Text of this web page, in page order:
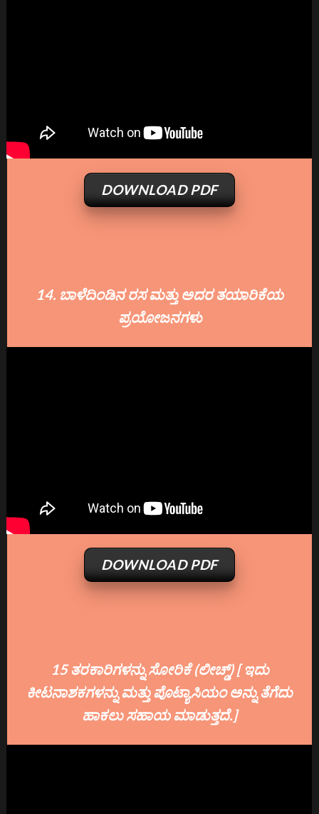
DOWNLOAD PDF
14. ಬಾಳೆದಿಂಡಿನ ರಸ ಮತ್ತು ಅದರ ತಯಾರಿಕೆಯ
ಪ್ರಯೋಜನಗಳು
DOWNLOAD PDF
15 ತರಕಾರಿಗಳನ್ನು ಸೋರಿಕೆ (ಲೀಚ್ಡ್) [ ಇದು
ಕೀಟನಾಶಕಗಳನ್ನು ಮತ್ತು ಪೊಟ್ಯಾಸಿಯಂ ಅನ್ನು ತೆಗೆದು
ಹಾಕಲು ಸಹಾಯ ಮಾಡುತ್ತದೆ.]